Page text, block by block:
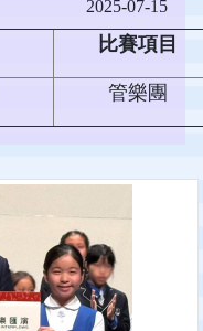
2025-07-15
比賽項目
管樂團